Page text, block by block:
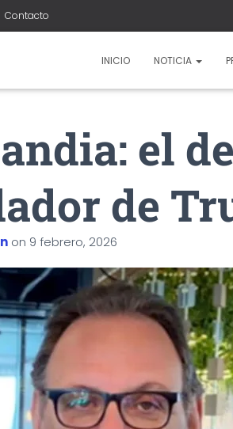
Contacto
INICIO NOTICIA
el
de
on 9 febrero, 2026